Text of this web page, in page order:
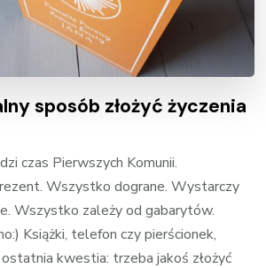
sposób złożyć życzenia
czas Pierwszych Komunii.
Wszystko dograne. Wystarczy
Wszystko zależy od gabarytów.
Książki, telefon czy pierścionek,
kwestia: trzeba jakoś złożyć